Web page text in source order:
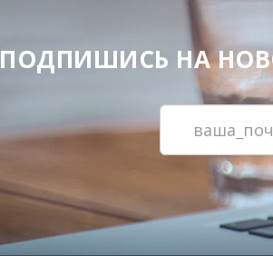
ПОДПИШИСЬ НА